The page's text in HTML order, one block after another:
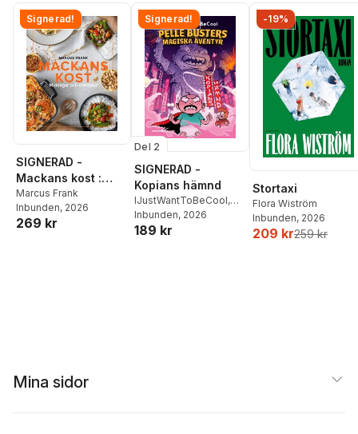
Signerad!
SIGNERAD -
Mackans kost :
Middagar och
matlådor
Marcus Frank
Inbunden, 2026
269 kr
Signerad!
Del 2
SIGNERAD -
Kopians hämnd
IJustWantToBeCool,
Joel Adolphson
Ejdemo Beer
Inbunden, 2026
189 kr
-19%
Stortaxi
Flora Wiström
Inbunden, 2026
209 kr259 kr
Mina sidor